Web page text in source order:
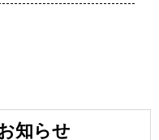
知らせ